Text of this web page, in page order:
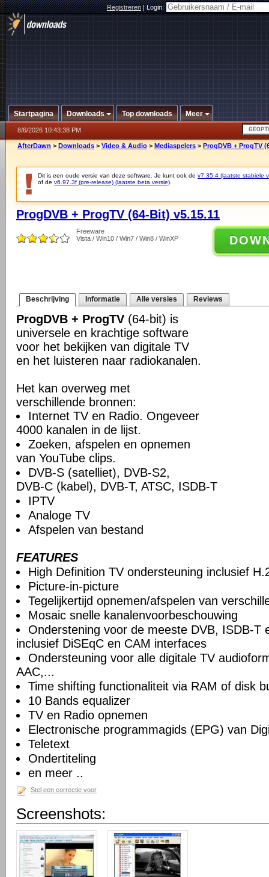
Registreren|Login:
Startpagina Downloads Top downloads Meer
8/6/2026 10:43:38 PM
AfterDawn > Downloads > Video & Audio > Mediaspelers > ProgDVB + ProgTV
Dit is een oude versie van deze software. Je kunt ook de v7.35.4 (laatste stabiele
of de v6.97.3f (pre-release) (laatste beta versie)
ProgDVB + ProgTV (64-Bit) v5.15.11
Freeware
Vista / Win10 / Win7 / Win8 / WinXP
Beschrijving Informatie Alle versies Reviews
ProgDVB + ProgTV (64-bit) is
universele en krachtige software
voor het bekijken van digitale TV
en het luisteren naar radiokanalen.
Het kan overweg met
verschillende bronnen:
Internet TV en Radio. Ongeveer
4000 kanalen in de lijst.
Zoeken, afspelen en opnemen
van YouTube clips.
DVB-S (satelliet), DVB-S2,
DVB-C (kabel), DVB-T, ATSC, ISDB-T
IPTV
Analoge TV
Afspelen van bestand
FEATURES
High Definition TV ondersteuning inclusief
Picture-in-picture
Tegelijkertijd opnemen/afspelen van
Mosaic snelle kanalenvoorbeschouwing
Onderstening voor de meeste DVB, ISDB-T
inclusief DiSEqC en CAM interfaces
Ondersteuning voor alle digitale TV
AAC,...
Time shifting functionaliteit via RAM of disk
10 Bands equalizer
TV en Radio opnemen
Electronische programmagids (EPG) van
Teletext
Ondertiteling
en meer ..
Stel een correctie voor
Screenshots: